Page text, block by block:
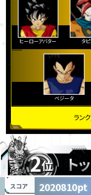
ヒーローアバター タ
ベジータ
ラン
2位 ト
スコア 2020810pt